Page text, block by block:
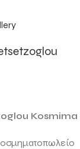
Kosmima